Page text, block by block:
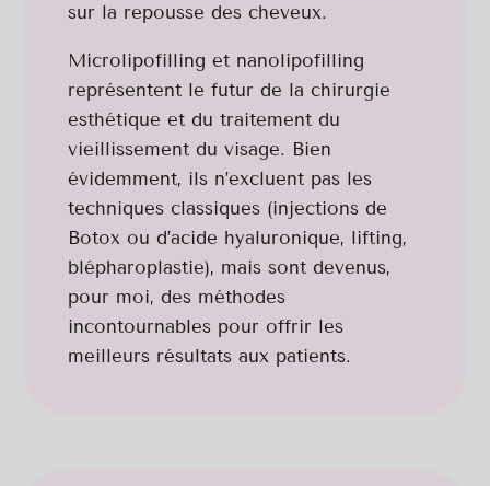
sur la repousse des cheveux.
Microlipofilling et nanolipofilling
représentent le futur de la chirurgie
esthétique et du traitement du
vieillissement du visage. Bien
évidemment, ils n’excluent pas les
techniques classiques (injections de
Botox ou d’acide hyaluronique, lifting,
blépharoplastie), mais sont devenus,
pour moi, des méthodes
incontournables pour offrir les
meilleurs résultats aux patients.